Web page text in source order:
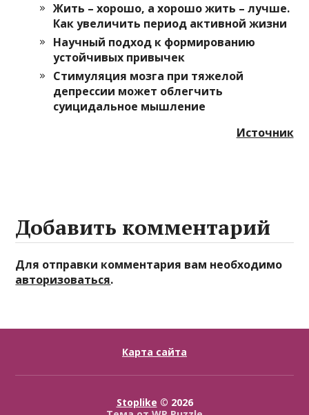
Жить – хорошо, а хорошо жить – лучше.
Как увеличить период активной жизни
Научный подход к формированию
устойчивых привычек
Стимуляция мозга при тяжелой
депрессии может облегчить
суицидальное мышление
Источник
Добавить комментарий
Для отправки комментария вам необходимо
авторизоваться.
Карта сайта
Stoplike © 2026